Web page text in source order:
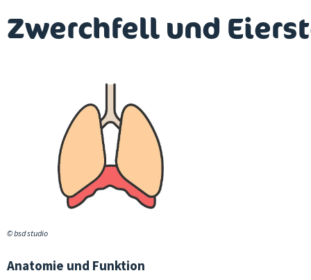
Zwerchfell und
© bsd studio
Anatomie und Funktion